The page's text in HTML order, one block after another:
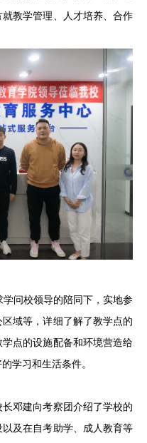
教学管理、人才培养、合作
问校领导的陪同下，实地参
域等，详细了解了教学点的
点的设施配备和环境营造给
学习和生活条件。
邓建向考察团介绍了学校的
及在自考助学、成人教育等